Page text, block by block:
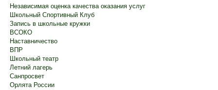
Независимая оценка качества оказания услуг
Школьный Спортивный Клуб
Запись в школьные кружки
ВСОКО
Наставничество
ВПР
Школьный театр
Летний лагерь
Санпросвет
Орлята России